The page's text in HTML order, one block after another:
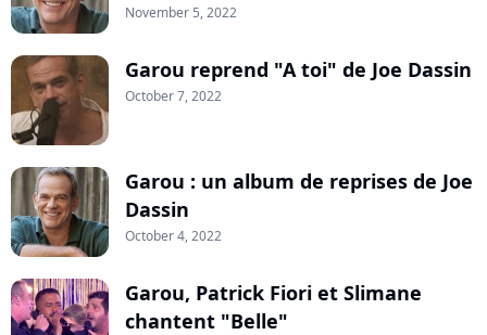
November 5, 2022
Garou reprend "A toi" de Joe Dassin
October 7, 2022
Garou : un album de reprises de Joe
Dassin
October 4, 2022
Garou, Patrick Fiori et Slimane
chantent "Belle"